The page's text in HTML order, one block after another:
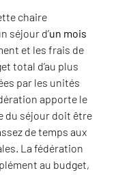
chaire
séjour d’un mois
et les frais de
total d’au plus
par les unités
apporte le
du séjour doit être
de temps aux
La fédération
au budget,